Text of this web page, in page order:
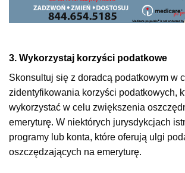
3. Wykorzystaj korzyści podatkowe
Skonsultuj się z doradcą podatkowym w
zidentyfikowania korzyści podatkowych,
wykorzystać w celu zwiększenia
emeryturę. W niektórych jurysdykcjach
programy lub konta, które oferują ulgi
oszczędzających na emeryturę.